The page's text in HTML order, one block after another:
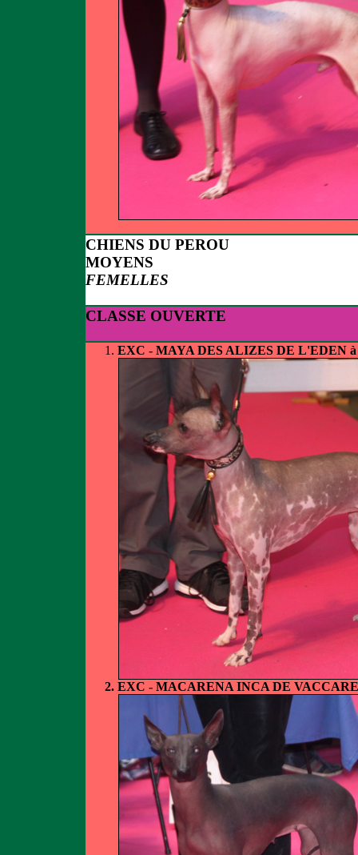
CHIENS DU PEROU
MOYENS
FEMELLES
CLASSE OUVERTE
EXC - MAYA DES ALIZES DE L'EDEN
EXC - MACARENA INCA DE